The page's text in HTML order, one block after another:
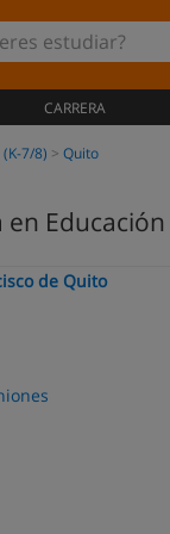
CARRERA
7/8) Quito
en Educación
de Quito